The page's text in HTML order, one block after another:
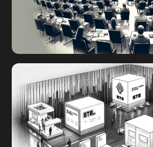
STO 컨퍼
세계 각국의 STO 리더들이 연
에 참여할 예정
연사나 패널로 참여하거나 참